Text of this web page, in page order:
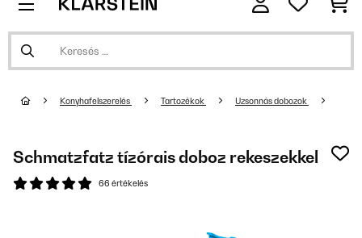
Konyhafelszerelés Tartozékok Uzsonnás dobozok
Schmatzfatz tízórais doboz rekeszekkel
66 értékelés